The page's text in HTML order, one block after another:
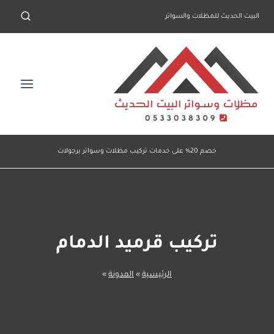
البيت الحديث للمظلات والسواتر
خصم 20% على خدمات تركيب مظلات وسواتر برجولات
تركيب قرميد الدمام
الرئيسية » المدونة »